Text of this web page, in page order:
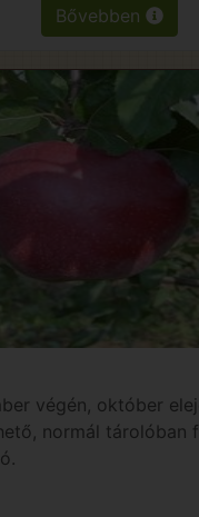
Bővebben
végén, október
normál tárolóban